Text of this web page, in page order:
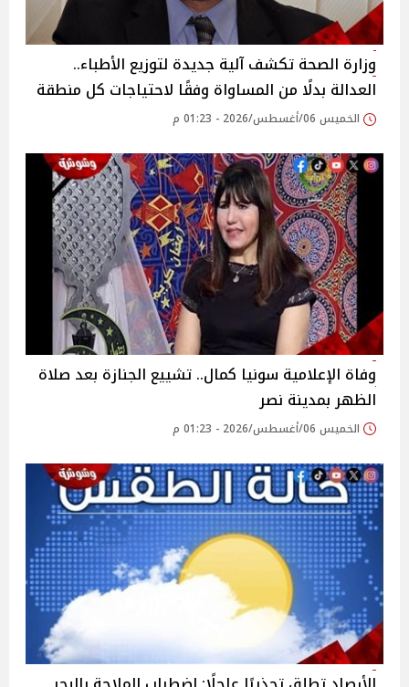
وزارة الصحة تكشف آلية جديدة لتوزيع الأطباء..
العدالة بدلًا من المساواة وفقًا لاحتياجات كل منطقة
الخميس 06/أغسطس/2026 - 01:23 م
وفاة الإعلامية سونيا كمال.. تشييع الجنازة بعد صلاة
الظهر بمدينة نصر
الخميس 06/أغسطس/2026 - 01:23 م